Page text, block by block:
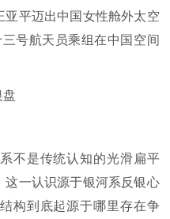
平迈出中国女性舱外太空
号航天员乘组在中国空间
是传统认知的光滑扁平
这一认识源于银河系反银心
构到底起源于哪里存在争